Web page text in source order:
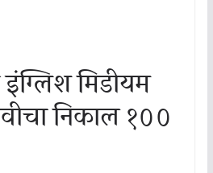
इंग्लिश मिडीयम
निकाल १००